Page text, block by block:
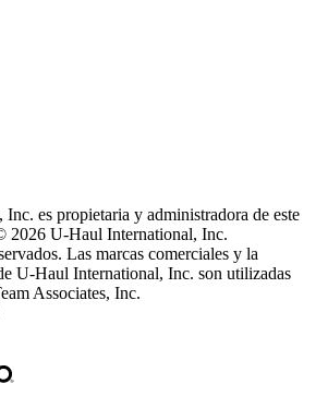
Inc. es propietaria y administradora de este
2026 U-Haul International, Inc.
Las marcas comerciales y la
U-Haul International, Inc. son utilizadas
Associates, Inc.